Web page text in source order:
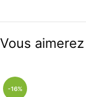
Vous
-16%